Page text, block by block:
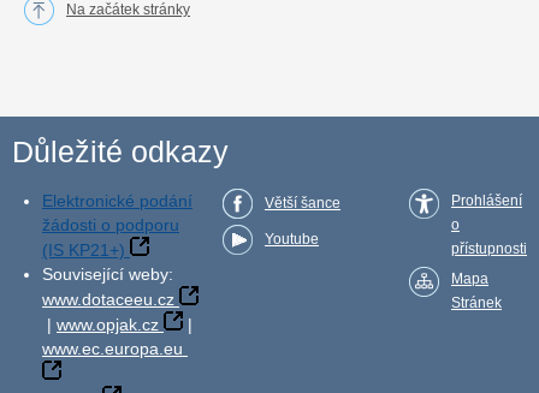
Na začátek stránky
Důležité odkazy
Elektronické podání
žádosti o podporu
(IS KP21+)
Související weby:
www.dotaceeu.cz
| www.opjak.cz
|
www.ec.europa.eu
Větší šance
Youtube
Prohlášení
o
přístupnosti
Mapa
Stránek